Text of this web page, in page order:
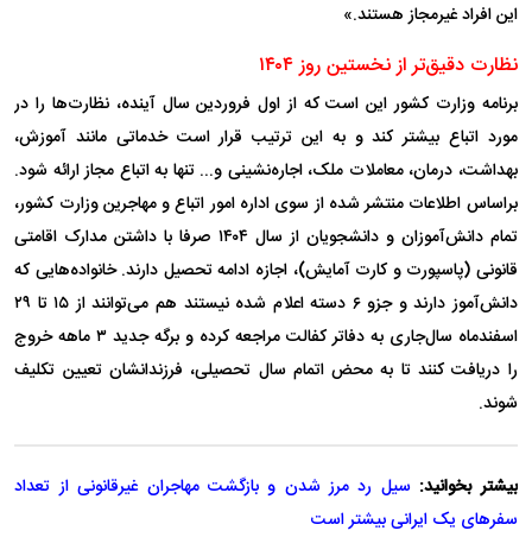
این افراد غیرمجاز هستند.»
نظارت دقیق‌تر از نخستین روز ۱۴۰۴
برنامه وزارت کشور این است که از اول فروردین سال آینده، نظارت‌ها را در
مورد اتباع بیشتر کند و به این ترتیب قرار است خدماتی مانند آموزش،
بهداشت، درمان، معاملات ملک، اجاره‌نشینی و... تنها به اتباع مجاز ارائه شود.
براساس اطلاعات منتشر شده از سوی اداره امور اتباع و مهاجرین وزارت کشور،
تمام دانش‌آموزان و دانشجویان از سال ۱۴۰۴ صرفا با داشتن مدارک اقامتی
قانونی (پاسپورت و کارت آمایش)، اجازه ادامه تحصیل دارند. خانواده‌هایی که
دانش‌آموز دارند و جزو ۶ دسته اعلام شده نیستند هم می‌توانند از ۱۵ تا ۲۹
اسفندماه سال‌جاری به دفاتر کفالت مراجعه کرده و برگه جدید ۳ ماهه خروج
را دریافت کنند تا به محض اتمام سال تحصیلی، فرزندانشان تعیین تکلیف
شوند.
بیشتر بخوانید:سیل رد مرز شدن و بازگشت مهاجران غیرقانونی از تعداد
سفر‌های یک ایرانی بیشتر است